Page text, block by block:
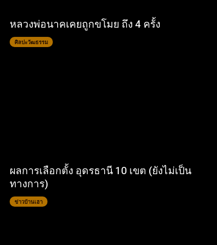
หลวงพ่อนาคเคยถูกขโมย ถึง 4 ครั้ง
ศิลปะวัฒธรรม
ผลการเลือกตั้ง อุดรธานี 10 เขต (ยังไม่เป็น
ทางการ)
ข่าวบ้านเฮา